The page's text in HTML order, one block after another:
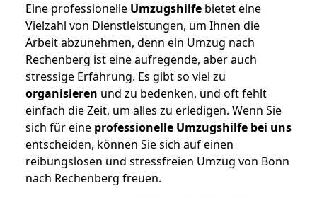
Eine professionelle Umzugshilfe bietet eine
Vielzahl von Dienstleistungen, um Ihnen die
Arbeit abzunehmen, denn ein Umzug nach
Rechenberg ist eine aufregende, aber auch
stressige Erfahrung. Es gibt so viel zu
organisieren und zu bedenken, und oft fehlt
einfach die Zeit, um alles zu erledigen. Wenn Sie
sich für eine professionelle Umzugshilfe bei uns
entscheiden, können Sie sich auf einen
reibungslosen und stressfreien Umzug von Bonn
nach Rechenberg freuen.